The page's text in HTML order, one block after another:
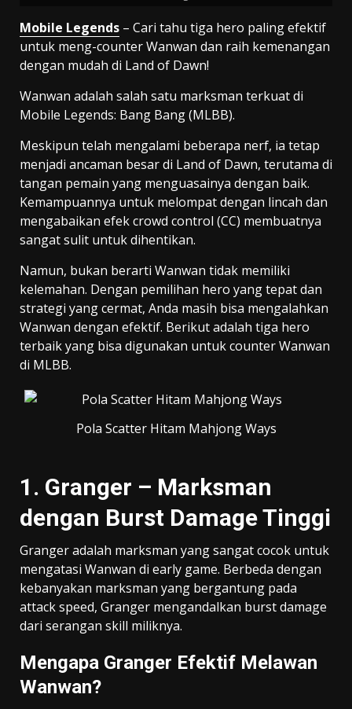
Mobile Legends – Cari tahu tiga hero paling efektif
untuk meng-counter Wanwan dan raih kemenangan
dengan mudah di Land of Dawn!
Wanwan adalah salah satu marksman terkuat di
Mobile Legends: Bang Bang (MLBB).
Meskipun telah mengalami beberapa nerf, ia tetap
menjadi ancaman besar di Land of Dawn, terutama di
tangan pemain yang menguasainya dengan baik.
Kemampuannya untuk melompat dengan lincah dan
mengabaikan efek crowd control (CC) membuatnya
sangat sulit untuk dihentikan.
Namun, bukan berarti Wanwan tidak memiliki
kelemahan. Dengan pemilihan hero yang tepat dan
strategi yang cermat, Anda masih bisa mengalahkan
Wanwan dengan efektif. Berikut adalah tiga hero
terbaik yang bisa digunakan untuk counter Wanwan
di MLBB.
Pola Scatter Hitam Mahjong Ways
1. Granger – Marksman
dengan Burst Damage Tinggi
Granger adalah marksman yang sangat cocok untuk
mengatasi Wanwan di early game. Berbeda dengan
kebanyakan marksman yang bergantung pada
attack speed, Granger mengandalkan burst damage
dari serangan skill miliknya.
Mengapa Granger Efektif Melawan
Wanwan?